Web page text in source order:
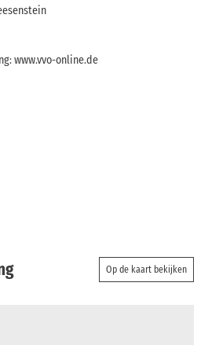
www.vvo-online.de
Op de kaart bekijken